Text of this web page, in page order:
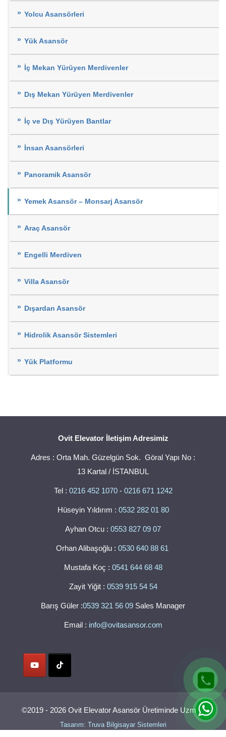
Yolcu Asansörleri
Yük Asansör
İç Mekan Yürüyen Merdivenler
Dış Mekan Yürüyen Merdivenler
İç ve Dış Yürüyen Bantlar
İnsan Asansörleri
Panoramik Asansör
Yemek Asansör – Monsarj Asansör
Araç Asansör
Engelli Merdiven
Villa Asansör
Dışardan Asansör
Hidrolik Asansör Sistemleri
Yük Platformu
Ovit Elevator İletişim Adresimiz
Adres : Orta Mah. Güzelgün Sok. Göral Yapı No :
13 Kartal / İSTANBUL
Tel : 0216 452 1070- 0216 671 1242
Hüseyin Yıldırım : 0532 282 01 80
Ayhan Otcu : 0553 827 09 07
Orhan Alibaşoğlu : 0530 640 88 61
Mustafa Koç : 0541 644 68 48
Zayit Yiğit : 0539 915 54 54
Barış Güler :0539 321 56 09 Sales Manager
Email : info@ovitasansor.com
©2019 - 2026 Ovit Elevator Asansör Üretiminde Uzman
Tasarım: Truva Bilgisayar Sistemleri